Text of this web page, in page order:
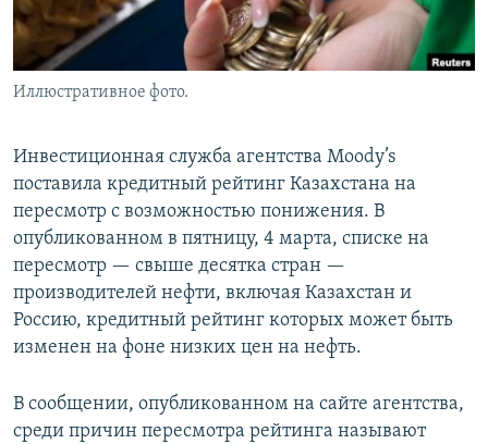
Иллюстративное фото.
Инвестиционная служба агентства Moody’s
поставила кредитный рейтинг Казахстана на
пересмотр с возможностью понижения. В
опубликованном в пятницу, 4 марта, списке на
пересмотр — свыше десятка стран —
производителей нефти, включая Казахстан и
Россию, кредитный рейтинг которых может быть
изменен на фоне низких цен на нефть.
В сообщении, опубликованном на сайте агентства,
среди причин пересмотра рейтинга называют